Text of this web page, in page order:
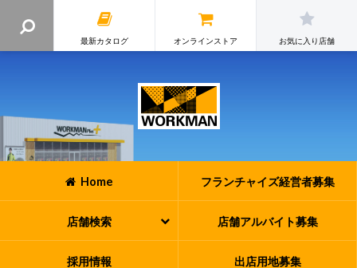
最新カタログ オンラインストア お気に入り店舗
Home フランチャイズ経営者募集
店舗検索 店舗アルバイト募集
採用情報 出店用地募集